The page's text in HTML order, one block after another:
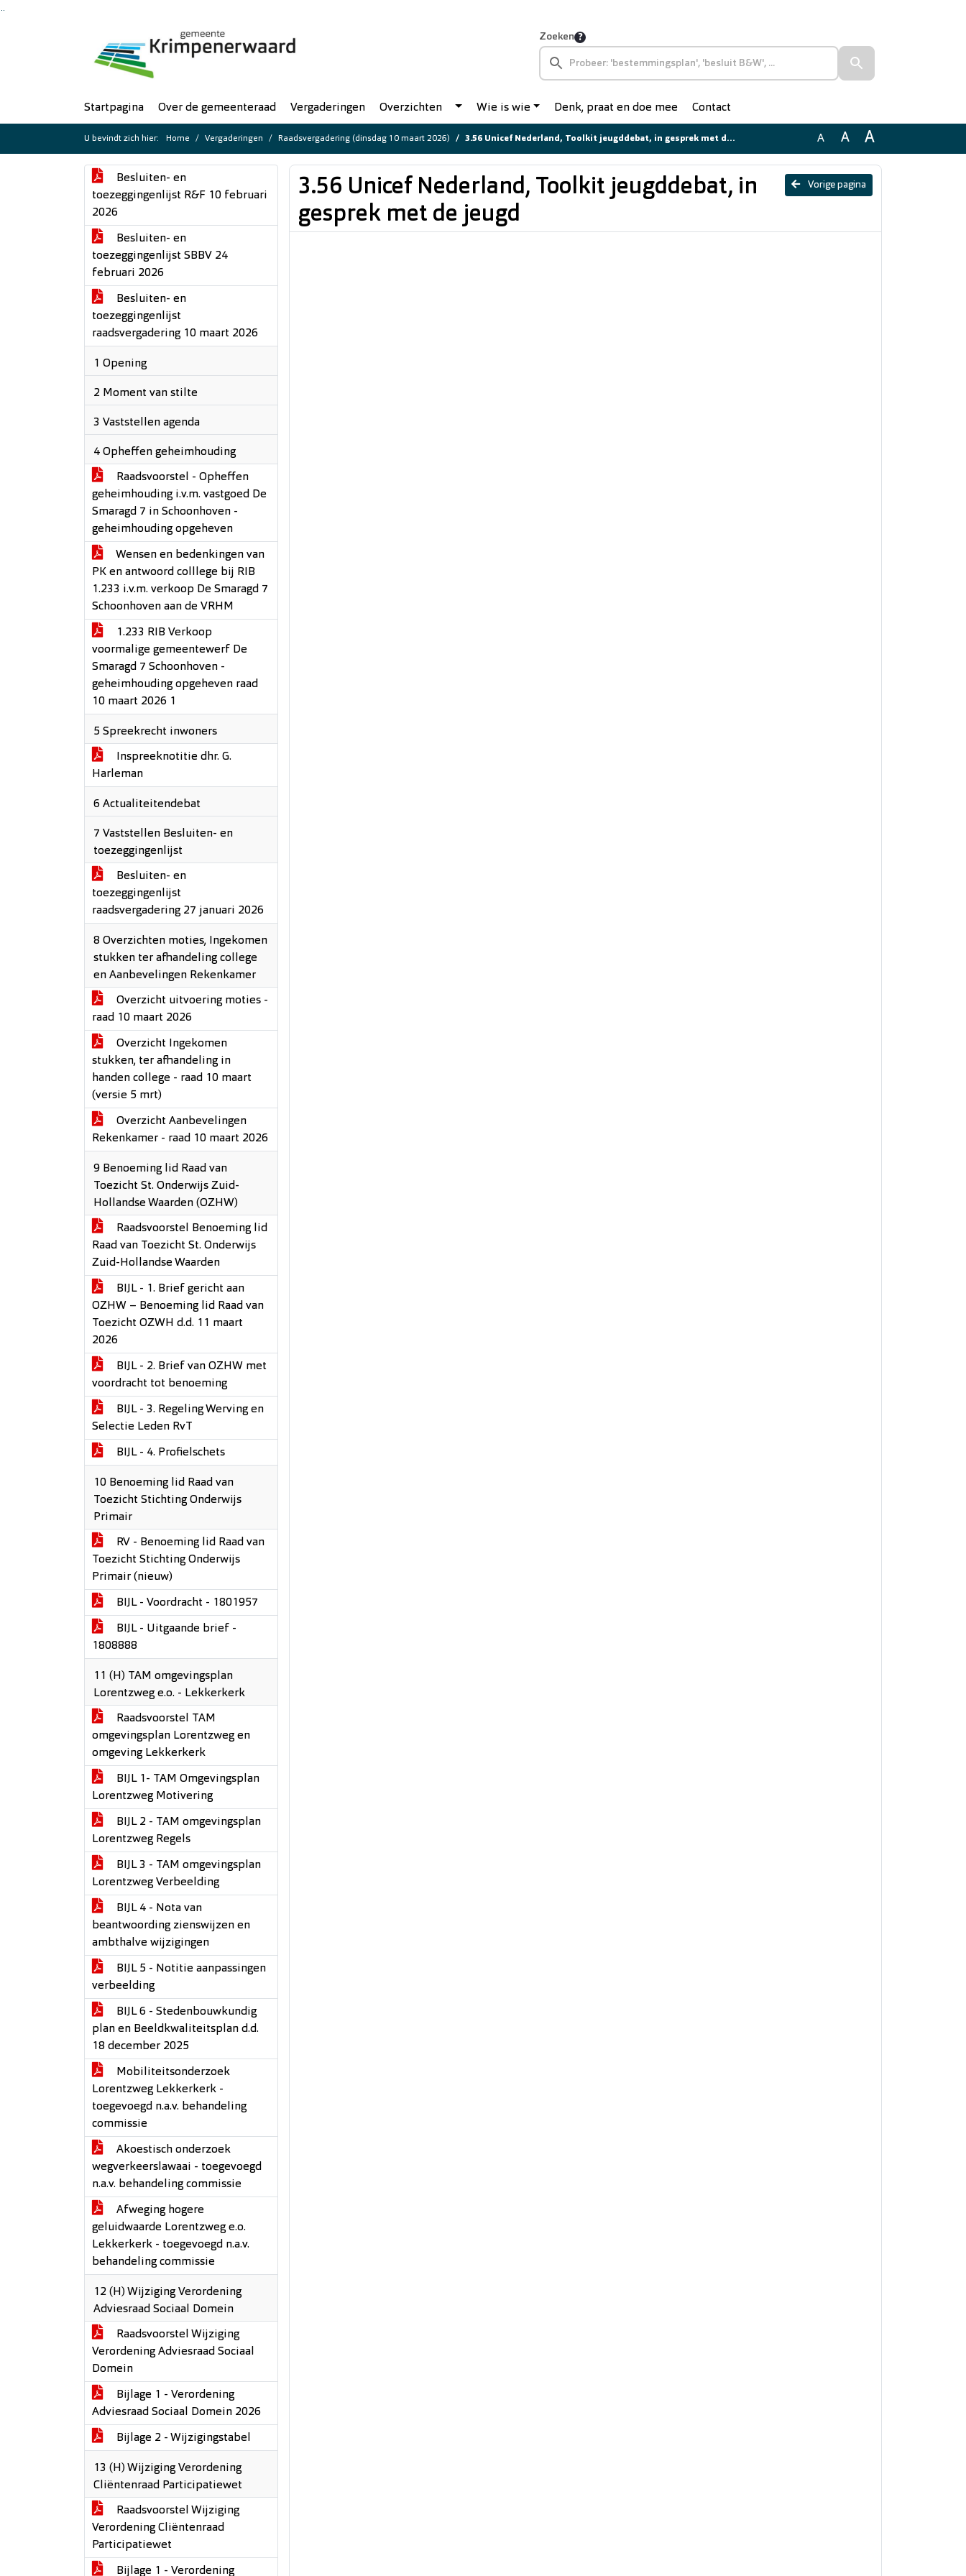
Zoeken
Startpagina Over de gemeenteraad Vergaderingen Overzichten Wie is wie Denk, praat en doe mee Contact
U bevindt zich hier: Home Vergaderingen Raadsvergadering (dinsdag 10 maart 2026) 3.56 Unicef Nederland, Toolkit jeugddebat, in gesprek met de jeugd A A A
Besluiten- en
toezeggingenlijst R&F 10 februari
2026
Besluiten- en
toezeggingenlijst SBBV 24
februari 2026
Besluiten- en
toezeggingenlijst
raadsvergadering 10 maart 2026
1 Opening
2 Moment van stilte
3 Vaststellen agenda
4 Opheffen geheimhouding
Raadsvoorstel - Opheffen
geheimhouding i.v.m. vastgoed De
Smaragd 7 in Schoonhoven -
geheimhouding opgeheven
Wensen en bedenkingen van
PK en antwoord colllege bij RIB
1.233 i.v.m. verkoop De Smaragd 7
Schoonhoven aan de VRHM
1.233 RIB Verkoop
voormalige gemeentewerf De
Smaragd 7 Schoonhoven -
geheimhouding opgeheven raad
10 maart 2026 1
5 Spreekrecht inwoners
Inspreeknotitie dhr. G.
Harleman
6 Actualiteitendebat
7 Vaststellen Besluiten- en
toezeggingenlijst
Besluiten- en
toezeggingenlijst
raadsvergadering 27 januari 2026
8 Overzichten moties, Ingekomen
stukken ter afhandeling college
en Aanbevelingen Rekenkamer
Overzicht uitvoering moties -
raad 10 maart 2026
Overzicht Ingekomen
stukken, ter afhandeling in
handen college - raad 10 maart
(versie 5 mrt)
Overzicht Aanbevelingen
Rekenkamer - raad 10 maart 2026
9 Benoeming lid Raad van
Toezicht St. Onderwijs Zuid-
Hollandse Waarden (OZHW)
Raadsvoorstel Benoeming lid
Raad van Toezicht St. Onderwijs
Zuid-Hollandse Waarden
BIJL - 1. Brief gericht aan
OZHW – Benoeming lid Raad van
Toezicht OZWH d.d. 11 maart
2026
BIJL - 2. Brief van OZHW met
voordracht tot benoeming
BIJL - 3. Regeling Werving en
Selectie Leden RvT
BIJL - 4. Profielschets
10 Benoeming lid Raad van
Toezicht Stichting Onderwijs
Primair
RV - Benoeming lid Raad van
Toezicht Stichting Onderwijs
Primair (nieuw)
BIJL - Voordracht - 1801957
BIJL - Uitgaande brief -
1808888
11 (H) TAM omgevingsplan
Lorentzweg e.o. - Lekkerkerk
Raadsvoorstel TAM
omgevingsplan Lorentzweg en
omgeving Lekkerkerk
BIJL 1- TAM Omgevingsplan
Lorentzweg Motivering
BIJL 2 - TAM omgevingsplan
Lorentzweg Regels
BIJL 3 - TAM omgevingsplan
Lorentzweg Verbeelding
BIJL 4 - Nota van
beantwoording zienswijzen en
ambthalve wijzigingen
BIJL 5 - Notitie aanpassingen
verbeelding
BIJL 6 - Stedenbouwkundig
plan en Beeldkwaliteitsplan d.d.
18 december 2025
Mobiliteitsonderzoek
Lorentzweg Lekkerkerk -
toegevoegd n.a.v. behandeling
commissie
Akoestisch onderzoek
wegverkeerslawaai - toegevoegd
n.a.v. behandeling commissie
Afweging hogere
geluidwaarde Lorentzweg e.o.
Lekkerkerk - toegevoegd n.a.v.
behandeling commissie
12 (H) Wijziging Verordening
Adviesraad Sociaal Domein
Raadsvoorstel Wijziging
Verordening Adviesraad Sociaal
Domein
Bijlage 1 - Verordening
Adviesraad Sociaal Domein 2026
Bijlage 2 - Wijzigingstabel
13 (H) Wijziging Verordening
Cliëntenraad Participatiewet
Raadsvoorstel Wijziging
Verordening Cliëntenraad
Participatiewet
Bijlage 1 - Verordening
Vorige pagina
3.56 Unicef Nederland, Toolkit jeugddebat, in
gesprek met de jeugd